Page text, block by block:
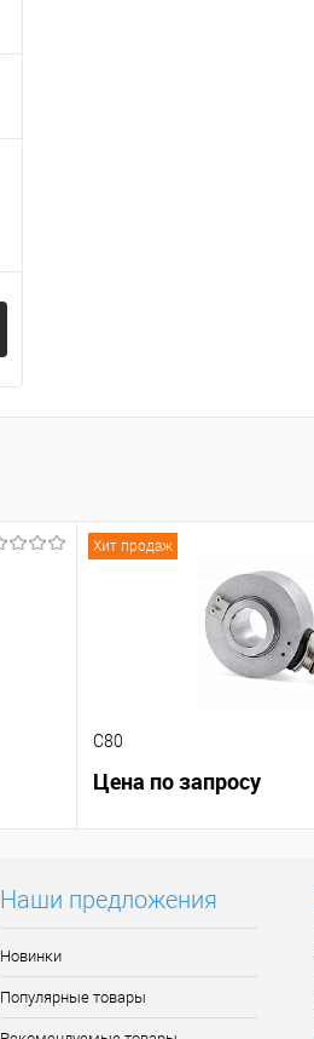
Хит продаж
C80
Цена по запросу
Наши предложения
Новинки
Популярные товары